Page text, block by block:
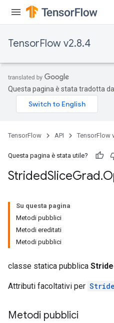
TensorFlow v2.8.4
Questa pagina è stata tradotta
TensorFlow API TensorFlow
Questa pagina è stata utile?
StridedSliceGrad.
Su questa pagina
Metodi pubblici
Metodi ereditati
Metodi pubblici
classe statica pubblica
Attributi facoltativi per
Metodi pubblici